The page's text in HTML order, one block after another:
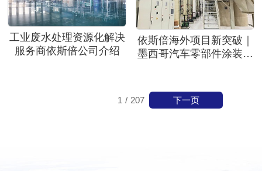
工业废水处理资源化解决
服务商依斯倍公司介绍
依斯倍海外项目新突破｜
墨西哥汽车零部件涂装废
1 / 207 下一页